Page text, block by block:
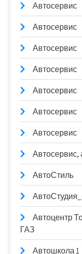
Автосервис
Автосервис
Автосервис
Автосервис
Автосервис
Автосервис
Автосервис
Автосервис,
АвтоСтиль
Автоцентр
ГАЗ
Автошкола 1